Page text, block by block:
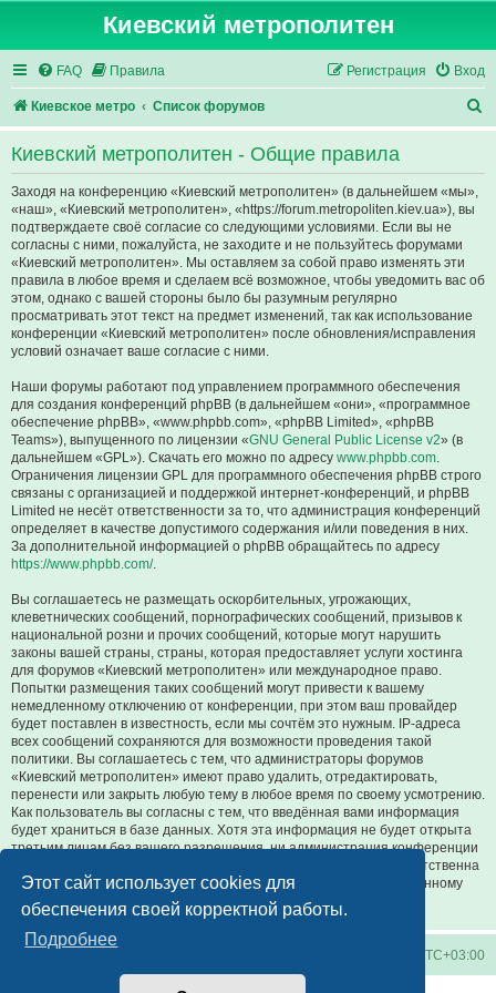
Этот сайт использует cookies для
обеспечения своей корректной работы.
Подробнее
Киевский метрополитен
FAQ Правила Вход
Регистрация
Киевское метро Список форумов
о
Киевский метрополитен - Общие правила
Заходя на конференцию «Киевский метрополитен» (в дальнейшем «мы»,
«наш», «Киевский метрополитен», «https://forum.metropoliten.kiev.ua»), вы
подтверждаете своё согласие со следующими условиями. Если вы не
согласны с ними, пожалуйста, не заходите и не пользуйтесь форумами
«Киевский метрополитен». Мы оставляем за собой право изменять эти
правила в любое время и сделаем всё возможное, чтобы уведомить вас об
этом, однако с вашей стороны было бы разумным регулярно
просматривать этот текст на предмет изменений, так как использование
конференции «Киевский метрополитен» после обновления/исправления
условий означает ваше согласие с ними.
Наши форумы работают под управлением программного обеспечения
для создания конференций phpBB (в дальнейшем «они», «программное
обеспечение phpBB», «www.phpbb.com», «phpBB Limited», «phpBB
Teams»), выпущенного по лицензии «GNU General Public License v2» (в
дальнейшем «GPL»). Скачать его можно по адресу www.phpbb.com.
Ограничения лицензии GPL для программного обеспечения phpBB строго
связаны с организацией и поддержкой интернет-конференций, и phpBB
Limited не несёт ответственности за то, что администрация конференций
определяет в качестве допустимого содержания и/или поведения в них.
За дополнительной информацией о phpBB обращайтесь по адресу
https://www.phpbb.com/.
Вы соглашаетесь не размещать оскорбительных, угрожающих,
клеветнических сообщений, порнографических сообщений, призывов к
национальной розни и прочих сообщений, которые могут нарушить
законы вашей страны, страны, которая предоставляет услуги хостинга
для форумов «Киевский метрополитен» или международное право.
Попытки размещения таких сообщений могут привести к вашему
немедленному отключению от конференции, при этом ваш провайдер
будет поставлен в известность, если мы сочтём это нужным. IP-адреса
всех сообщений сохраняются для возможности проведения такой
политики. Вы соглашаетесь с тем, что администраторы форумов
«Киевский метрополитен» имеют право удалить, отредактировать,
перенести или закрыть любую тему в любое время по своему усмотрению.
Как пользователь вы согласны с тем, что введённая вами информация
будет храниться в базе данных. Хотя эта информация не будет открыта
третьим лицам без вашего разрешения, ни администрация конференции
«Киевский метрополитен», ни phpBB Limited не может быть ответственна
за действия хакеров, которые могут привести к несанкционированному
доступу к ней.
UTC+03:00